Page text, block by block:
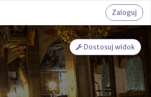
Zaloguj
Dostosuj widok